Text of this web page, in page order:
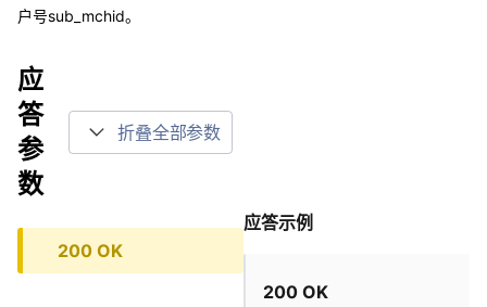
户号sub_mchid。
应
答
参
数
折叠全部参数
200 OK
应答示例
200 OK